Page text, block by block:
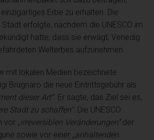
Erbe zu erhalten. Die
erfolgte, nachdem die UNESCO im
hatte, dass sie erwägt, Venedig
Welterbes aufzunehmen.
mit lokalen Medien bezeichnete
Brugnaro die neue Eintrittsgebühr als
dieser Art“. Er sagte, das Ziel sei es,
Stadt zu schaffen“. Die UNESCO
vor „irreversiblen Veränderungen“der
sowie vor einer „anhaltenden